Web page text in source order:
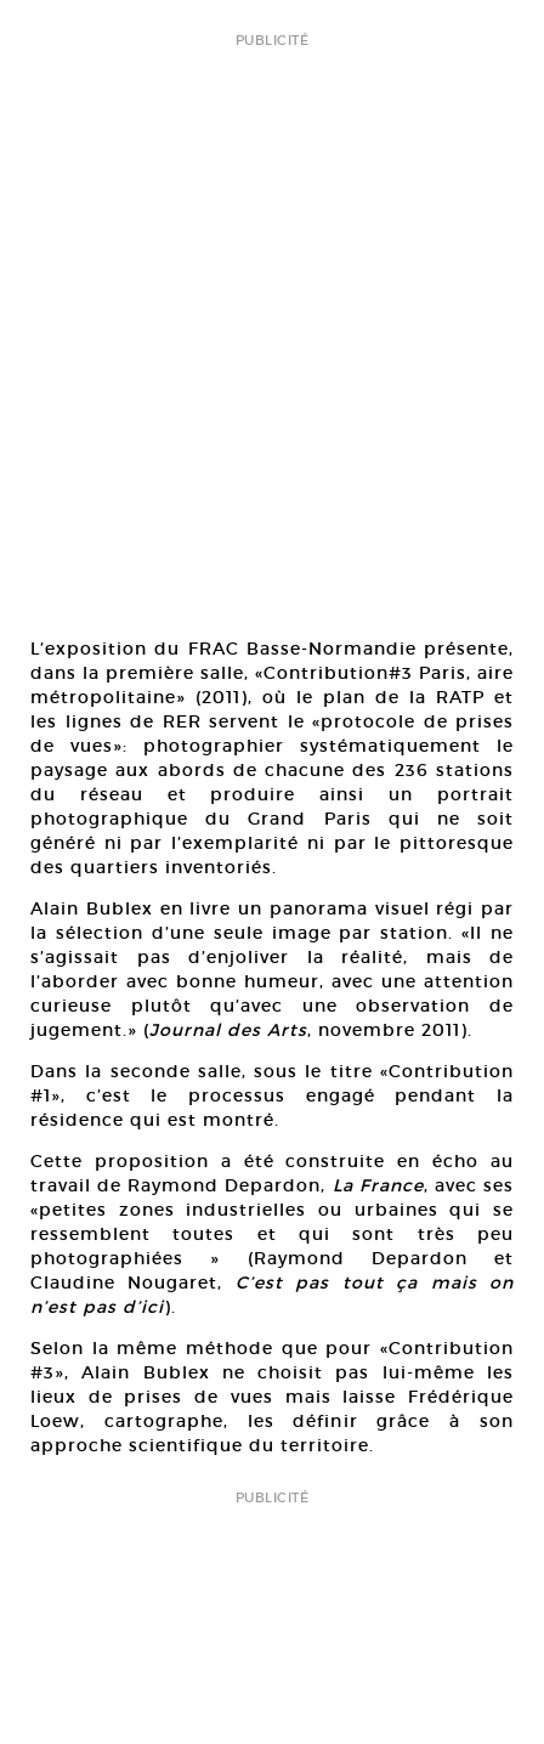
PUBLICITÉ
L’exposition du FRAC Basse-Normandie présente,
dans la première salle, «Contribution#3 Paris, aire
métropolitaine» (2011), où le plan de la RATP et
les lignes de RER servent le «protocole de prises
de vues»: photographier systématiquement le
paysage aux abords de chacune des 236 stations
du réseau et produire ainsi un portrait
photographique du Grand Paris qui ne soit
généré ni par l’exemplarité ni par le pittoresque
des quartiers inventoriés.
Alain Bublex en livre un panorama visuel régi par
la sélection d’une seule image par station. «Il ne
s’agissait pas d’enjoliver la réalité, mais de
l’aborder avec bonne humeur, avec une attention
curieuse plutôt qu’avec une observation de
jugement.» (Journal des Arts, novembre 2011).
Dans la seconde salle, sous le titre «Contribution
#1», c’est le processus engagé pendant la
résidence qui est montré.
Cette proposition a été construite en écho au
travail de Raymond Depardon, La France, avec ses
«petites zones industrielles ou urbaines qui se
ressemblent toutes et qui sont très peu
photographiées » (Raymond Depardon et
Claudine Nougaret, C’est pas tout ça mais on
n’est pas d’ici).
Selon la même méthode que pour «Contribution
#3», Alain Bublex ne choisit pas lui-même les
lieux de prises de vues mais laisse Frédérique
Loew, cartographe, les définir grâce à son
approche scientifique du territoire.
PUBLICITÉ